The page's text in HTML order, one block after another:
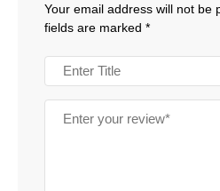
Your email address will not be
fields are marked *